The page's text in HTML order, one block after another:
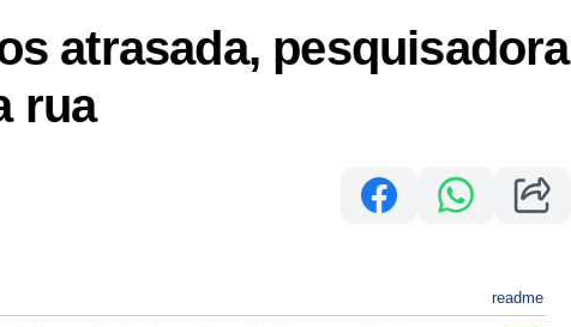
atrasada, pesquisadora
rua
readme